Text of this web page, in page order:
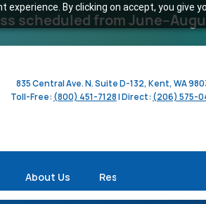
By clicking on accept, you give
scheduled from
835 Central Ave. N. Suite D-132, Kent, WA
Toll-Free: (800) 451-7128| Direct: (206) 575-
About Us Resources